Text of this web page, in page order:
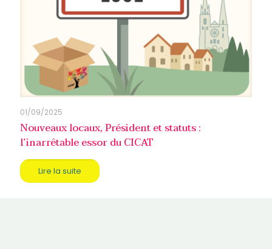
01/09/2025
Nouveaux locaux, Président et statuts :
l’inarrêtable essor du CICAT
Lire la suite